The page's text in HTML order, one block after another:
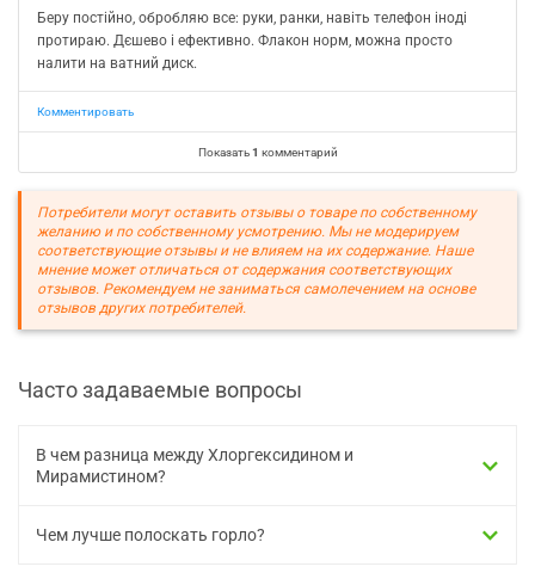
Беру постійно, обробляю все: руки, ранки, навіть телефон іноді
протираю. Дєшево і ефективно. Флакон норм, можна просто
налити на ватний диск.
Комментировать
Показать1 комментарий
Потребители могут оставить отзывы о товаре по собственному
желанию и по собственному усмотрению. Мы не модерируем
соответствующие отзывы и не влияем на их содержание. Наше
мнение может отличаться от содержания соответствующих
отзывов. Рекомендуем не заниматься самолечением на основе
отзывов других потребителей.
Часто задаваемые вопросы
В чем разница между Хлоргексидином и
Мирамистином?
Чем лучше полоскать горло?